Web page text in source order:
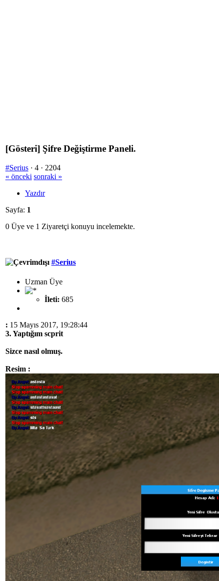
[Gösteri] Şifre Değiştirme Paneli.
#Serius · 4 · 2204
« önceki sonraki »
Yazdır
Sayfa: 1
0 Üye ve 1 Ziyaretçi konuyu incelemekte.
#Serius
Uzman Üye
İleti: 685
: 15 Mayıs 2017, 19:28:44
3. Yaptığım scprit
Sizce nasıl olmuş.
Resim :